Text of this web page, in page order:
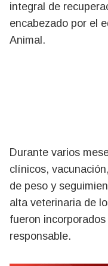
integral de
encabezado por el
Animal.
Durante varios
clínicos,
de peso y
alta veterinaria de
fueron
responsable.